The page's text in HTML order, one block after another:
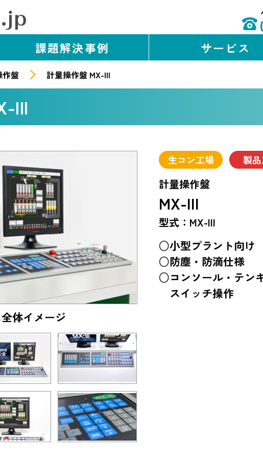
課題解決事例 サービス
作盤 計量操作盤 MX-III
III
体イメージ
生コン工場 製
計量操作盤
MX-III
型式：MX-III
○小型プラント向け
○防塵・防滴仕様
○コンソール・テン
スイッチ操作